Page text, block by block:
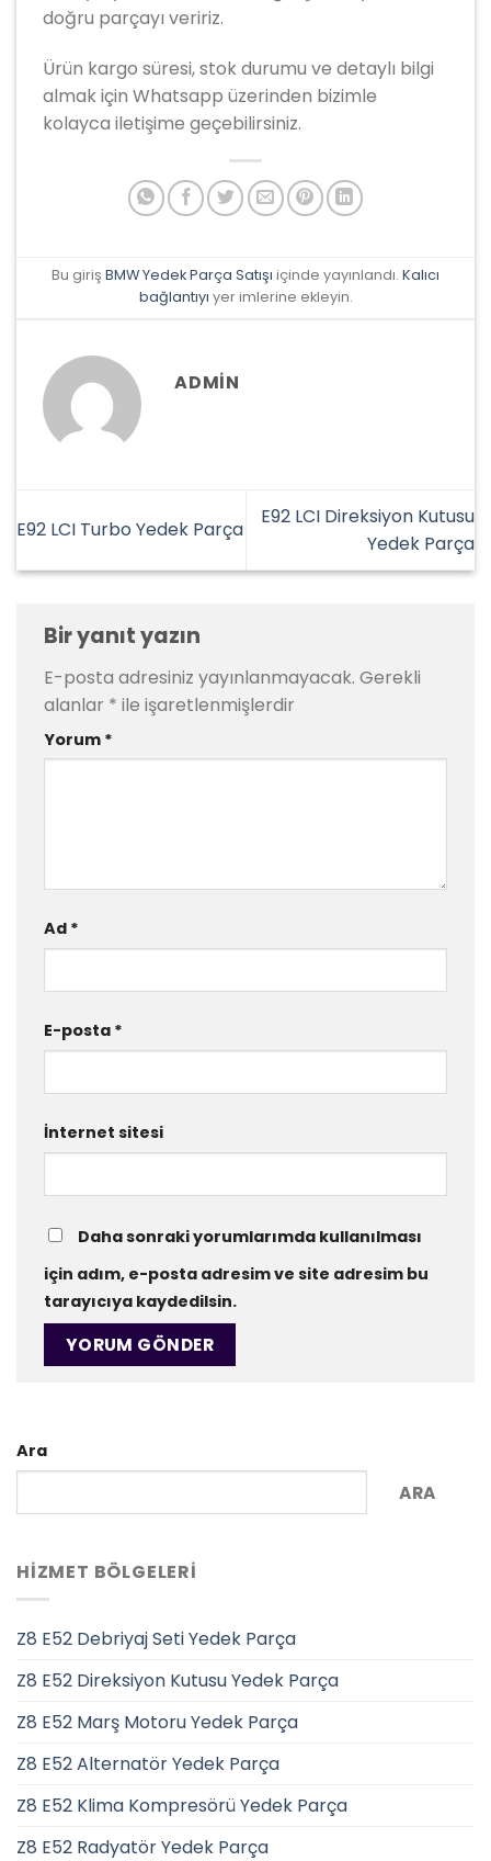
doğru parçayı veririz.
Ürün kargo süresi, stok durumu ve detaylı bilgi
almak için Whatsapp üzerinden bizimle
kolayca iletişime geçebilirsiniz.
Bu giriş BMW Yedek Parça Satışı içinde yayınlandı. Kalıcı
bağlantıyı yer imlerine ekleyin.
ADMIN
E92 LCI Turbo Yedek Parça
E92 LCI Direksiyon Kutusu
Yedek Parça
Bir yanıt yazın
E-posta adresiniz yayınlanmayacak. Gerekli
alanlar * ile işaretlenmişlerdir
Yorum *
Ad *
E-posta *
İnternet sitesi
Daha sonraki yorumlarımda kullanılması
için adım, e-posta adresim ve site adresim bu
tarayıcıya kaydedilsin.
Ara
ARA
HIZMET BÖLGELERI
Z8 E52 Debriyaj Seti Yedek Parça
Z8 E52 Direksiyon Kutusu Yedek Parça
Z8 E52 Marş Motoru Yedek Parça
Z8 E52 Alternatör Yedek Parça
Z8 E52 Klima Kompresörü Yedek Parça
Z8 E52 Radyatör Yedek Parça